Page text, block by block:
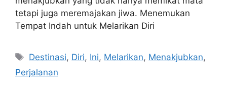
tetapi juga meremajakan jiwa. Menemukan
Tempat Indah untuk Melarikan Diri
Tags
Destinasi, Diri, Ini, Melarikan, Menakjubkan,
Perjalanan